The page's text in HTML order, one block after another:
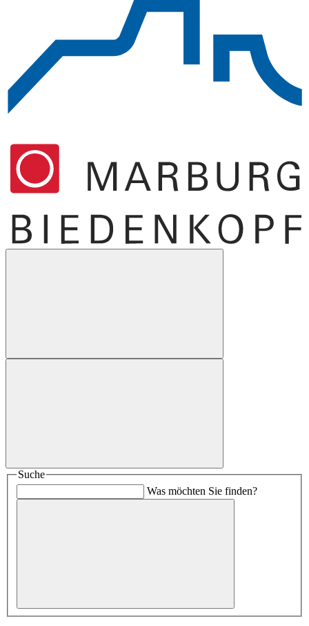
Suche
Was möchten Sie finden?